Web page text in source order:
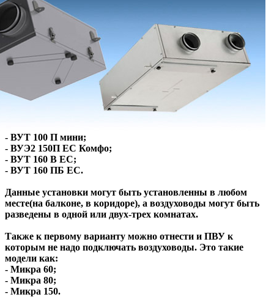
- ВУТ 100 П мини;
- ВУЭ2 150П ЕС Комфо;
- ВУТ 160 В ЕС;
- ВУТ 160 ПБ ЕС.
Данные установки могут быть установленны в любом
месте(на балконе, в коридоре), а воздуховоды могут быть
разведены в одной или двух-трех комнатах.
Также к первому варианту можно отнести и ПВУ к
которым не надо подключать воздуховоды. Это такие
модели как:
- Микра 60;
- Микра 80;
- Микра 150.